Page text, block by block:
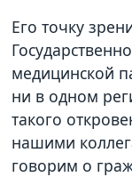
Его точку
медицинской
ни в одном
такого
нашими
говорим о